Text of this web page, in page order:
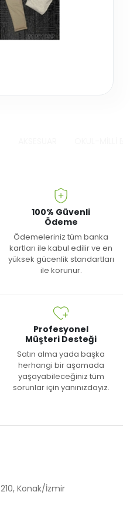
100% Güvenli
Ödeme
Ödemeleriniz tüm banka
kartları ile kabul edilir ve en
yüksek gücenlik standartları
ile korunur.
Profesyonel
Müşteri Desteği
Satın alma yada başka
herhangi bir aşamada
yaşayabileceğiniz tüm
sorunlar için yanınızdayız.
Konak/İzmir